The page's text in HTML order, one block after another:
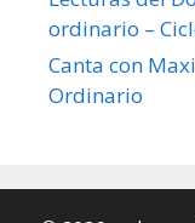
ordinario –
Canta con
Ordinario